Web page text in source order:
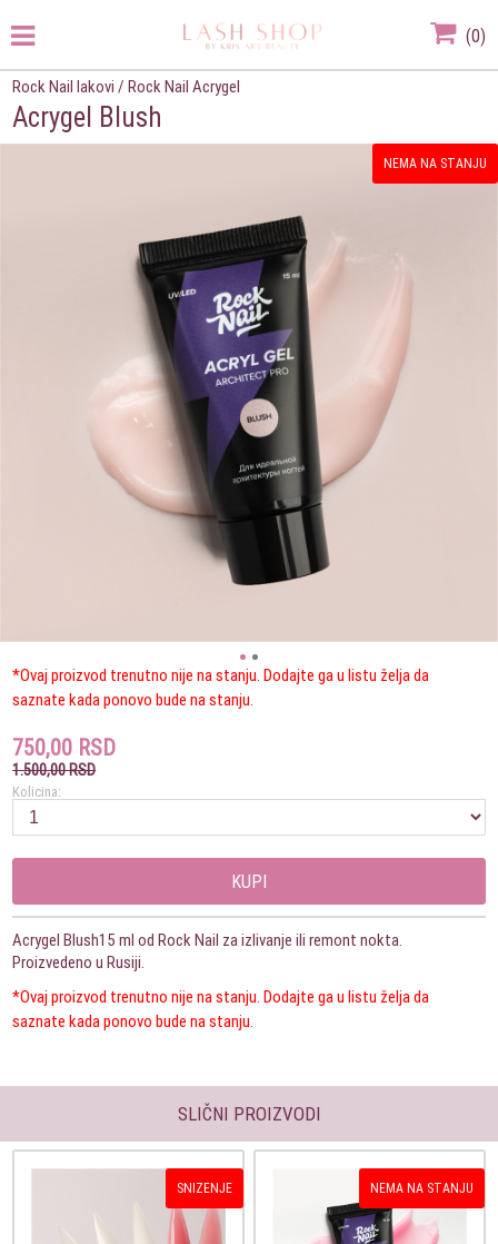
(0)
Rock Nail lakovi /Rock Nail Acrygel
Acrygel Blush
NEMA NA STANJU
*Ovaj proizvod trenutno nije na stanju. Dodajte ga u listu želja da
saznate kada ponovo bude na stanju.
750,00 RSD
1.500,00 RSD
Kolicina:
KUPI
Acrygel Blush15 ml od Rock Nail za izlivanje ili remont nokta.
Proizvedeno u Rusiji.
*Ovaj proizvod trenutno nije na stanju. Dodajte ga u listu želja da
saznate kada ponovo bude na stanju.
SLIČNI PROIZVODI
SNIZENJE NEMA NA STANJU